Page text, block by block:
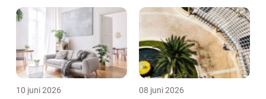
10 juni 2026 08 juni 2026